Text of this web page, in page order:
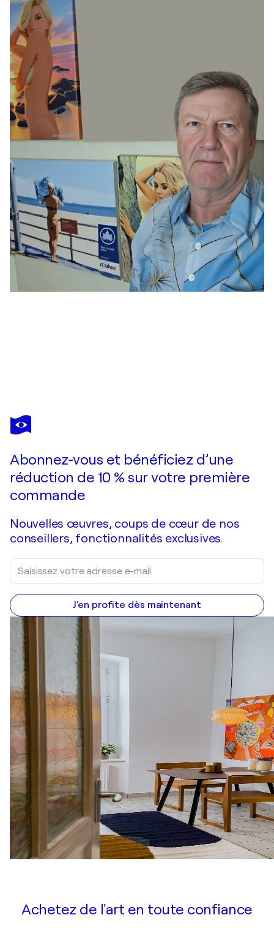
YURY RUD
Nude study Model 15
Abonnez-vous et bénéficiez d’une
réduction de 10 % sur votre première
commande
Nouvelles œuvres, coups de cœur de nos
conseillers, fonctionnalités exclusives.
J'en profite dès maintenant
Achetez de l'art en toute confiance